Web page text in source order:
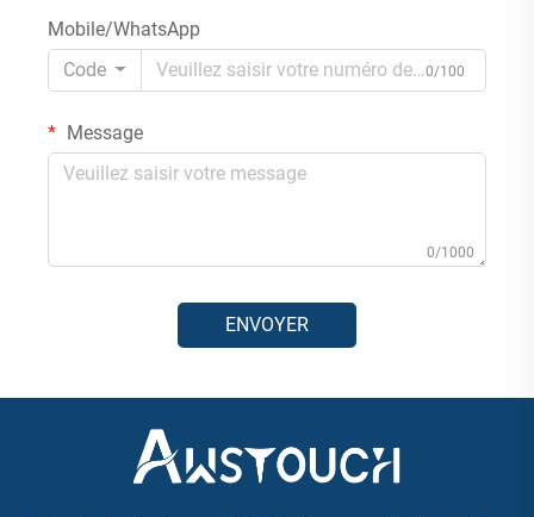
Mobile/WhatsApp
Code
0/100
Message
0/1000
ENVOYER